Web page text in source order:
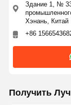
Здание 1, №
Хэнань, Китай
+86
Получить